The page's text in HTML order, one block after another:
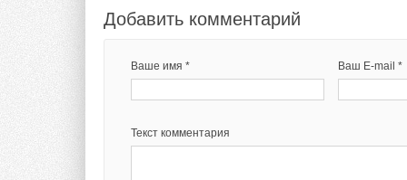
Добавить комментарий
Ваше имя * Ваш E-mail *
Текст комментария
Коммерческая цена
Расход газа при
максимального
учетом включения